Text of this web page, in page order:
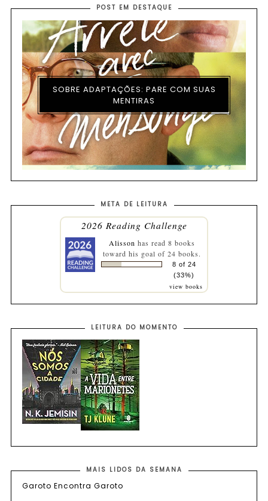
POST EM DESTAQUE
SOBRE ADAPTAÇÕES: PARE COM SUAS
MENTIRAS
META DE LEITURA
2026 Reading Challenge
Alisson has read 8 books
toward his goal of 24 books.
8 of 24
(33%)
view books
LEITURA DO MOMENTO
MAIS LIDOS DA SEMANA
Garoto Encontra Garoto